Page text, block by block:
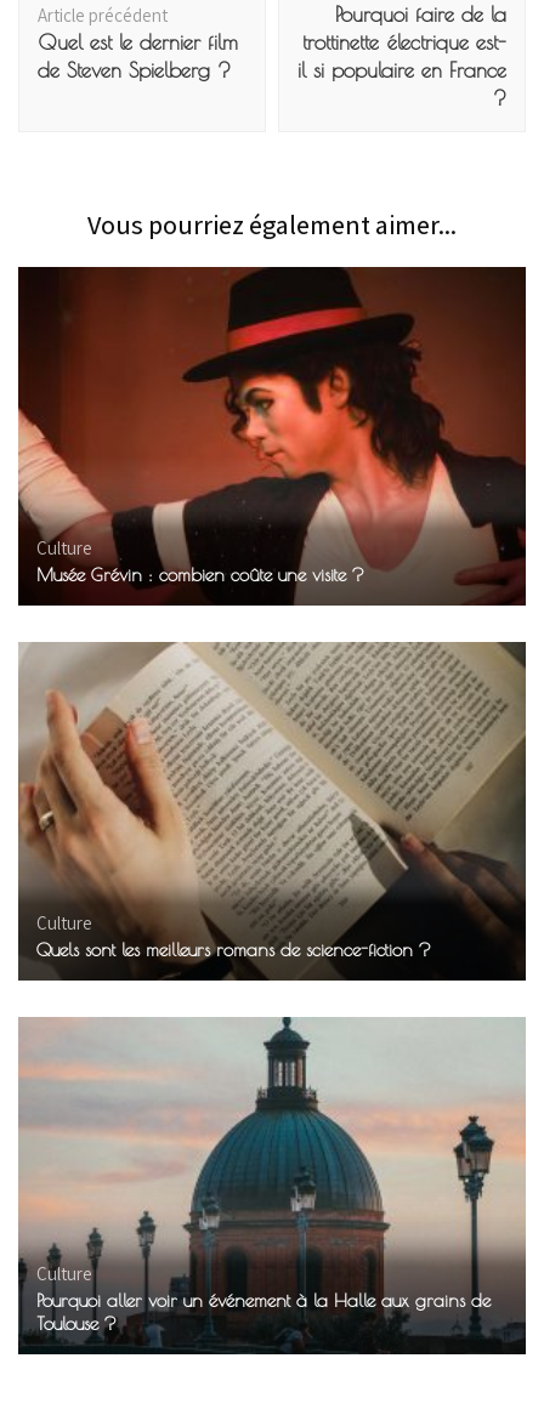
Article précédent
Quel est le dernier film
de Steven Spielberg ?
Pourquoi faire de la
trottinette électrique est-
il si populaire en France
?
Vous pourriez également aimer...
Culture
Musée Grévin : combien coûte une visite ?
Culture
Quels sont les meilleurs romans de science-fiction ?
Culture
Pourquoi aller voir un événement à la Halle aux grains de
Toulouse ?